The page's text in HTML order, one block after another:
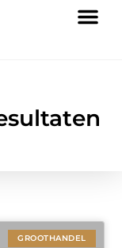
GROOTHANDEL